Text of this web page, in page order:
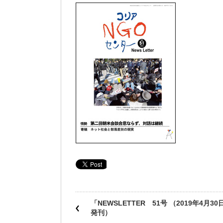
「NEWSLETTER 51号 （2019年4月30
発刊）